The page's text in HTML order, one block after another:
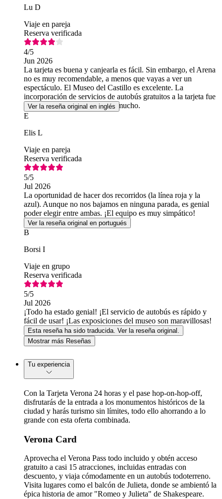
Lu D
Viaje en pareja
Reserva verificada
4/5
Jun 2026
La tarjeta es buena y canjearla es fácil. Sin embargo, el Arena
no es muy recomendable, a menos que vayas a ver un
espectáculo. El Museo del Castillo es excelente. La
incorporación de servicios de autobús gratuitos a la tarjeta fue
una buena idea y se agradece mucho.
Ver la reseña original en inglés
E
Elis L
Viaje en pareja
Reserva verificada
5/5
Jul 2026
La oportunidad de hacer dos recorridos (la línea roja y la
azul). Aunque no nos bajamos en ninguna parada, es genial
poder elegir entre ambas. ¡El equipo es muy simpático!
Ver la reseña original en portugués
B
Borsi I
Viaje en grupo
Reserva verificada
5/5
Jul 2026
¡Todo ha estado genial! ¡El servicio de autobús es rápido y
fácil de usar! ¡Las exposiciones del museo son maravillosas!
Esta reseña ha sido traducida. Ver la reseña original.
Mostrar más Reseñas
Tu experiencia
Con la Tarjeta Verona 24 horas y el pase hop-on-hop-off,
disfrutarás de la entrada a los monumentos históricos de la
ciudad y harás turismo sin límites, todo ello ahorrando a lo
grande con esta oferta combinada.
Verona Card
Aprovecha el Verona Pass todo incluido y obtén acceso
gratuito a casi 15 atracciones, incluidas entradas con
descuento, y viaja cómodamente en un autobús todoterreno.
Visita lugares como el balcón de Julieta, donde se ambientó la
épica historia de amor "Romeo y Julieta" de Shakespeare.